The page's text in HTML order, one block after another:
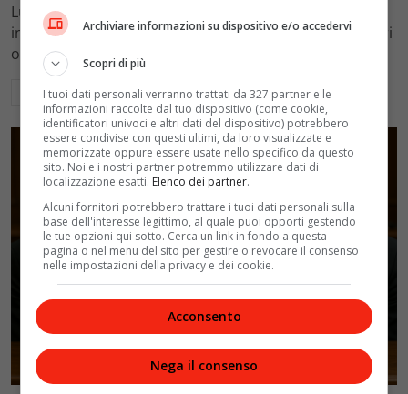
Luca Barbareschi si racconta a 70 anni in un'intervista
intima: rivela otto relazioni contemporanee, tre ricoveri
ospedalieri e il suo difficile rapporto con la paternità
Leggi di più
Glamour & Gossip
Archiviare informazioni su dispositivo e/o accedervi
Scopri di più
I tuoi dati personali verranno trattati da 327 partner e le
informazioni raccolte dal tuo dispositivo (come cookie,
identificatori univoci e altri dati del dispositivo) potrebbero
essere condivise con questi ultimi, da loro visualizzate e
memorizzate oppure essere usate nello specifico da questo
sito. Noi e i nostri partner potremmo utilizzare dati di
localizzazione esatti. Elenco dei partner.
Alcuni fornitori potrebbero trattare i tuoi dati personali sulla
base dell'interesse legittimo, al quale puoi opporti gestendo
le tue opzioni qui sotto. Cerca un link in fondo a questa
pagina o nel menu del sito per gestire o revocare il consenso
nelle impostazioni della privacy e dei cookie.
Acconsento
Nega il consenso